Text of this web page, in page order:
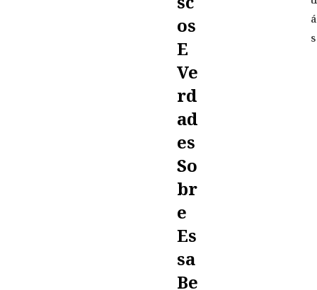
Os
E
Ve
Rd
Ad
Es
So
Br
E
Es
Sa
Be
á
s